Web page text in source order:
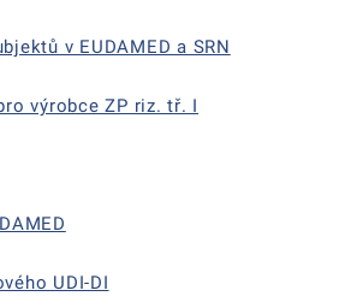
v EUDAMED a SRN
výrobce ZP riz. tř. I
UDI-DI